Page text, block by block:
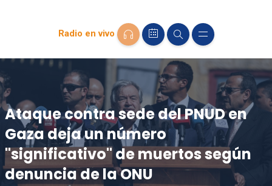
Radio en vivo
Ataque contra sede del PNUD en
Gaza deja un número
"significativo" de muertos según
denuncia de la ONU